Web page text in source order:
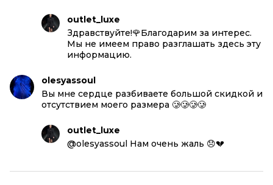
outlet_luxe
Здравствуйте!🌹Благодарим за интерес.
Мы не имеем право разглашать здесь эту
информацию.
olesyassoul
Вы мне сердце разбиваете большой скидкой и
отсутствием моего размера 🥲🥲🥲🥲
outlet_luxe
@olesyassoul Нам очень жаль 😞💔